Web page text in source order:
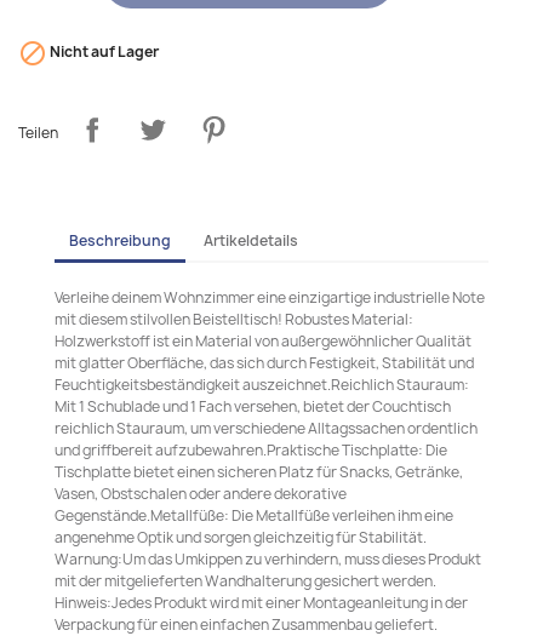
 Nicht auf Lager
Teilen
Beschreibung Artikeldetails
Verleihe deinem Wohnzimmer eine einzigartige industrielle Note
mit diesem stilvollen Beistelltisch! Robustes Material:
Holzwerkstoff ist ein Material von außergewöhnlicher Qualität
mit glatter Oberfläche, das sich durch Festigkeit, Stabilität und
Feuchtigkeitsbeständigkeit auszeichnet.Reichlich Stauraum:
Mit 1 Schublade und 1 Fach versehen, bietet der Couchtisch
reichlich Stauraum, um verschiedene Alltagssachen ordentlich
und griffbereit aufzubewahren.Praktische Tischplatte: Die
Tischplatte bietet einen sicheren Platz für Snacks, Getränke,
Vasen, Obstschalen oder andere dekorative
Gegenstände.Metallfüße: Die Metallfüße verleihen ihm eine
angenehme Optik und sorgen gleichzeitig für Stabilität.
Warnung:Um das Umkippen zu verhindern, muss dieses Produkt
mit der mitgelieferten Wandhalterung gesichert werden.
Hinweis:Jedes Produkt wird mit einer Montageanleitung in der
Verpackung für einen einfachen Zusammenbau geliefert.